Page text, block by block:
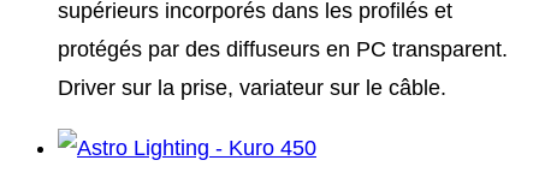
supérieurs incorporés dans les profilés et
protégés par des diffuseurs en PC transparent.
Driver sur la prise, variateur sur le câble.